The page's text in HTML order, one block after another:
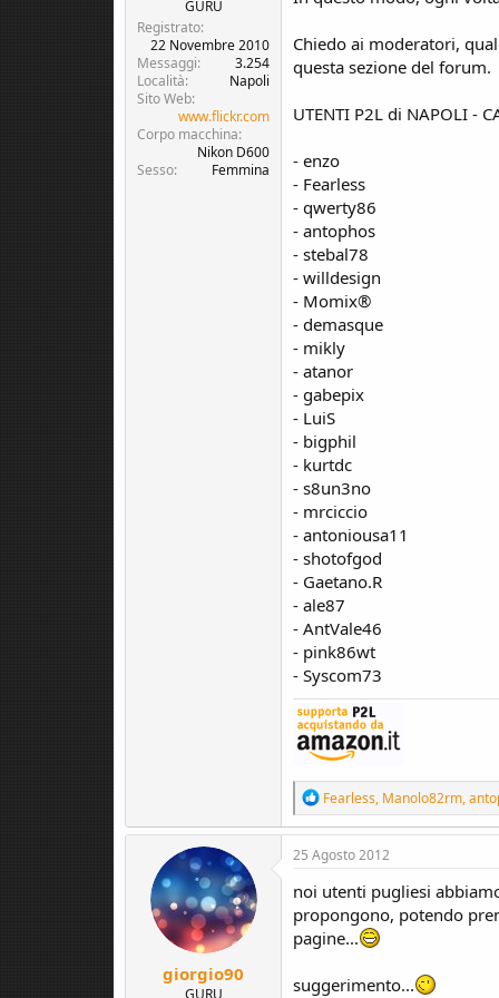
u
s
i
o
n
e
GURU
Registrato
22 Novembre 2010
Messaggi
3.254
Località
Napoli
Sito Web
www.flickr.com
Corpo macchina
Nikon D600
Sesso
Femmina
Chiedo ai moderatori,
questa sezione del forum.
UTENTI P2L di NAPOLI -
- enzo
- Fearless
- qwerty86
- antophos
- stebal78
- willdesign
- Momix®
- demasque
- mikly
- atanor
- gabepix
- LuiS
- bigphil
- kurtdc
- s8un3no
- mrciccio
- antoniousa11
- shotofgod
- Gaetano.R
- ale87
- AntVale46
- pink86wt
- Syscom73
R
e
a
c
t
i
o
n
s
Fearless, Manolo82rm,
giorgio90
GURU
25 Agosto 2012
noi utenti pugliesi
propongono, potendo
pagine...
suggerimento...